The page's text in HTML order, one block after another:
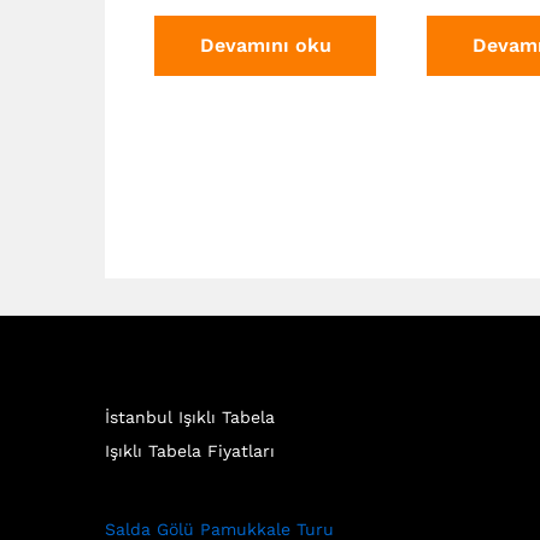
Devamını oku
İstanbul Işıklı Tabela
Işıklı Tabela Fiyatları
Salda Gölü Pamukkale Turu